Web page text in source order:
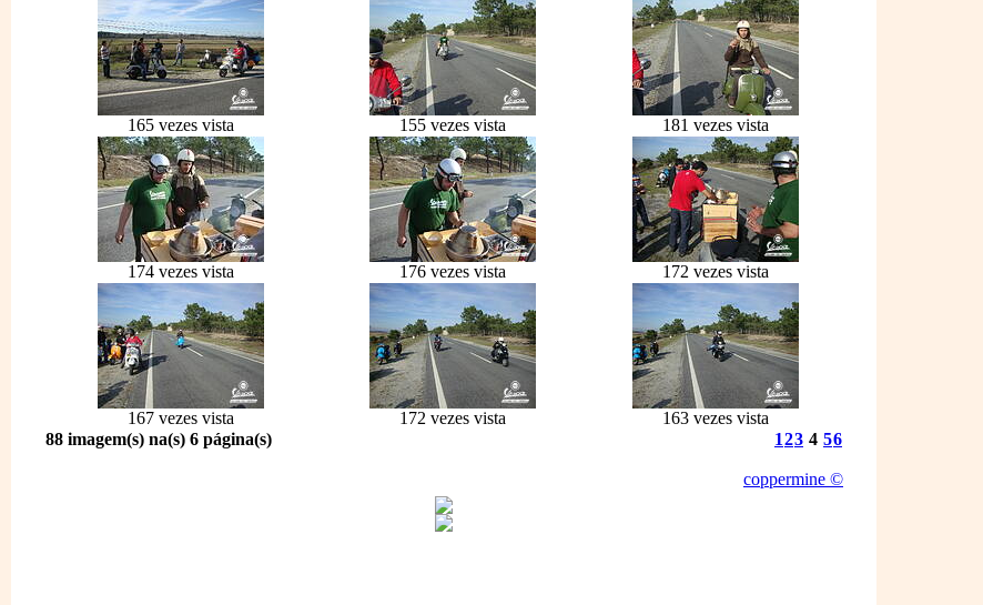
165 vezes vista 155 vezes vista 181 vezes vista
174 vezes vista 176 vezes vista 172 vezes vista
167 vezes vista 172 vezes vista
163 vezes vista
88 imagem(s) na(s) 6 página(s)
123 4 56
coppermine ©